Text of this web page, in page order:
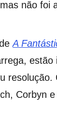
não foi
A
Corbyn